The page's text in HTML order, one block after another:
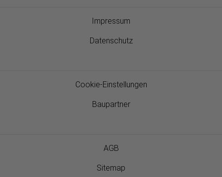
Impressum
Datenschutz
Cookie-Einstellungen
Baupartner
AGB
Sitemap